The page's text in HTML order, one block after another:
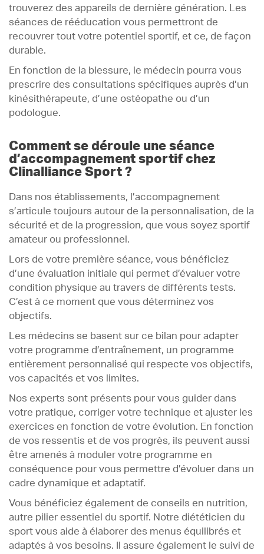
trouverez des appareils de dernière génération. Les
séances de rééducation vous permettront de
recouvrer tout votre potentiel sportif, et ce, de façon
durable.
En fonction de la blessure, le médecin pourra vous
prescrire des consultations spécifiques auprès d’un
kinésithérapeute, d’une ostéopathe ou d’un
podologue.
Comment se déroule une séance
d’accompagnement sportif chez
Clinalliance Sport ?
Dans nos établissements, l’accompagnement
s’articule toujours autour de la personnalisation, de la
sécurité et de la progression, que vous soyez sportif
amateur ou professionnel.
Lors de votre première séance, vous bénéficiez
d’une évaluation initiale qui permet d’évaluer votre
condition physique au travers de différents tests.
C’est à ce moment que vous déterminez vos
objectifs.
Les médecins se basent sur ce bilan pour adapter
votre programme d’entraînement, un programme
entièrement personnalisé qui respecte vos objectifs,
vos capacités et vos limites.
Nos experts sont présents pour vous guider dans
votre pratique, corriger votre technique et ajuster les
exercices en fonction de votre évolution. En fonction
de vos ressentis et de vos progrès, ils peuvent aussi
être amenés à moduler votre programme en
conséquence pour vous permettre d’évoluer dans un
cadre dynamique et adaptatif.
Vous bénéficiez également de conseils en nutrition,
autre pilier essentiel du sportif. Notre diététicien du
sport vous aide à élaborer des menus équilibrés et
adaptés à vos besoins. Il assure également le suivi de